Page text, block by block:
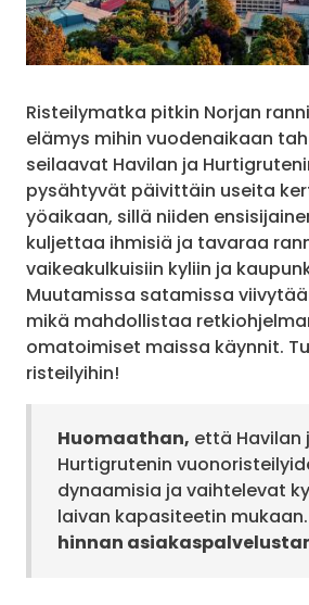
Risteilymatka pitkin Norjan
elämys mihin vuodenaikaan
seilaavat Havilan ja
pysähtyvät päivittäin useita
yöaikaan, sillä niiden
kuljettaa ihmisiä ja tavaraa
vaikeakulkuisiin kyliin ja
Muutamissa satamissa
mikä mahdollistaa
omatoimiset maissa käynnit.
risteilyihin!
Huomaathan, että Havilan
Hurtigrutenin
dynaamisia ja vaihtelevat
laivan kapasiteetin mukaan.
hinnan